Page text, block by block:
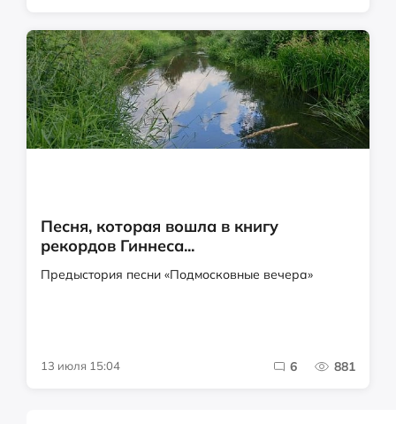
Песня, которая вошла в книгу
рекордов Гиннеса...
Предыстория песни «Подмосковные вечера»
13 июля 15:04 6 881